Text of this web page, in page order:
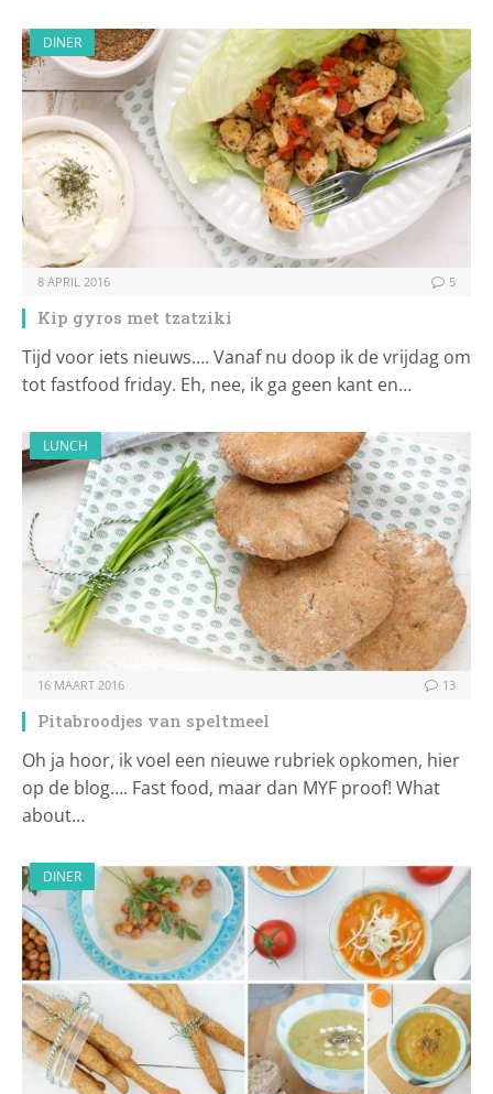
DINER
8 APRIL 2016 5
Kip gyros met tzatziki
Tijd voor iets nieuws…. Vanaf nu doop ik de vrijdag om
tot fastfood friday. Eh, nee, ik ga geen kant en…
LUNCH
16 MAART 2016 13
Pitabroodjes van speltmeel
Oh ja hoor, ik voel een nieuwe rubriek opkomen, hier
op de blog…. Fast food, maar dan MYF proof! What
about…
DINER